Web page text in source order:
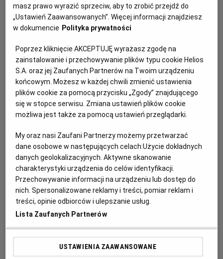
chcemy udowodnić, że każdy z nas może zostać Spider-
Manem w swoim otoczeniu.
Gwiazdozbiór Psa - bilety już w
sprzedaży!
Przeżyj emocjonującą historię o odwadze, przetrwaniu i
poszukiwaniu nadziei w postapokaliptycznym świecie.
masz prawo wyrazić sprzeciw, aby to zrobić przejdź do
„Ustawień Zaawansowanych”. Więcej informacji znajdziesz
w dokumencie Polityka prywatności
Poprzez kliknięcie AKCEPTUJĘ wyrażasz zgodę na
zainstalowanie i przechowywanie plików typu cookie Helios
S.A. oraz jej Zaufanych Partnerów na Twoim urządzeniu
końcowym. Możesz w każdej chwili zmienić ustawienia
plików cookie za pomocą przycisku „Zgody” znajdującego
się w stopce serwisu. Zmiana ustawień plików cookie
możliwa jest także za pomocą ustawień przeglądarki.
My oraz nasi Zaufani Partnerzy możemy przetwarzać
dane osobowe w następujących celach:Użycie dokładnych
danych geolokalizacyjnych. Aktywne skanowanie
charakterystyki urządzenia do celów identyfikacji.
Przechowywanie informacji na urządzeniu lub dostęp do
nich. Spersonalizowane reklamy i treści, pomiar reklam i
treści, opinie odbiorców i ulepszanie usług.
Lista Zaufanych Partnerów
USTAWIENIA ZAAWANSOWANE